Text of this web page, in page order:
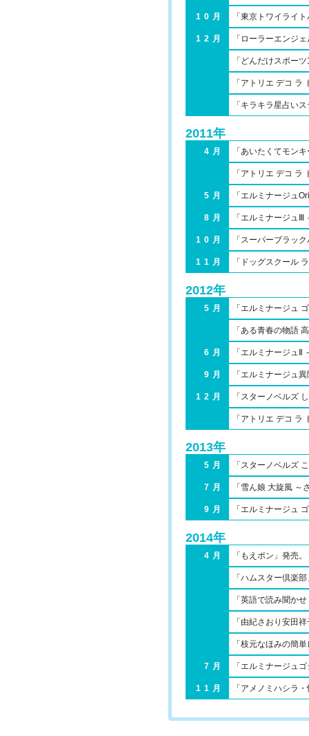
10月 「東京トワイライ
12月 「ローラーエンジ
「どんだけスポー
「アトリエ デコ ラ
「キラキラ星占い
2011年
4月 「あいたくてモン
「アトリエ デコ ラ
5月 「エルミナージュ
8月 「エルミナージュ
10月 「スーパーブラッ
11月 「ドッグスクール
2012年
5月 「エルミナージュ
「ある青春の物語
6月 「エルミナージュ
9月 「エルミナージュ
12月 「スターノベルズ
「アトリエ デコ ラ
2013年
5月 「スターノベルズ
7月 「雪ん娘 大旋風
9月 「エルミナージュ
2014年
4月 「もえポン」発売。
「ハムスター倶楽
「英語で読み聞か
「由紀さおり安田
「枝元なほみの簡
7月 「エルミナージュ
11月 「アメノミハシラ